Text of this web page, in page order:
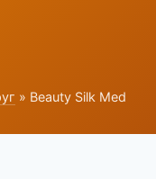
» Beauty Silk Med